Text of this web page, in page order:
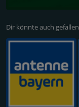
Dir könnte auch gefallen